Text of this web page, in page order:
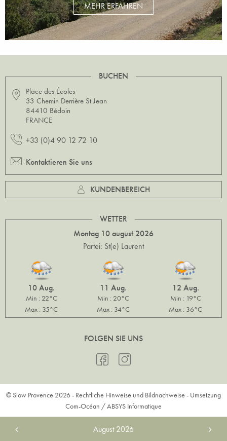
MEHR ERFAHREN
BUCHEN
Place des Écoles
33 Chemin Derrière St Jean
84410 Bédoin
FRANCE
+33 (0)4 90 12 72 10
Kontaktieren Sie uns
KUNDENBEREICH
WETTER
Montag 10 august 2026
Partei: St(e) Laurent
10 Aug.
Min : 22°C
Max : 35°C
11 Aug.
Min : 20°C
Max : 34°C
12 Aug.
Min : 19°C
Max : 36°C
FOLGEN SIE UNS
© Slow Provence 2026 - Rechtliche Hinweise und Bildnachweise - Umsetzung
Com-Océan /ABSYS Informatique
August 2026